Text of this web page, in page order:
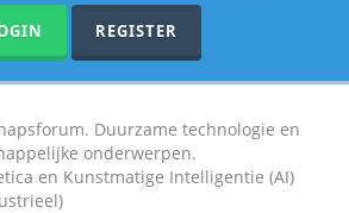
REGISTER
Duurzame technologie en
onderwerpen.
en Kunstmatige Intelligentie (AI)